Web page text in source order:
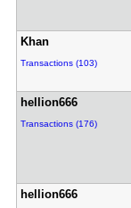
Khan
Transactions (103)
hellion666
Transactions (176)
hellion666